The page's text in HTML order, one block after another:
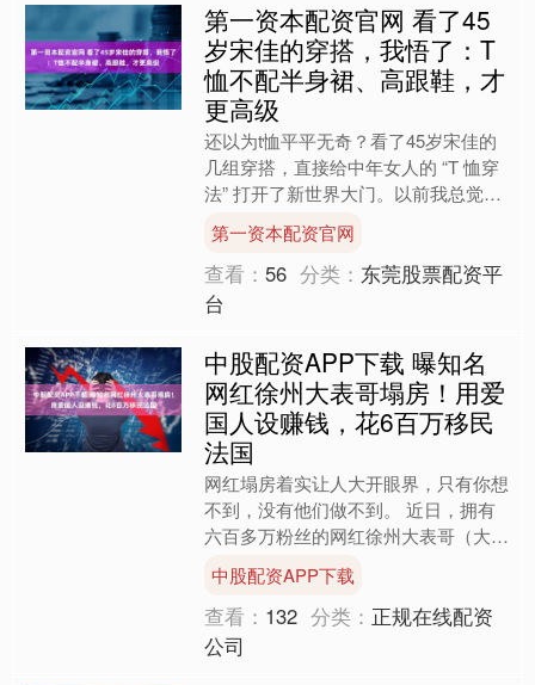
第一资本配资官网 看了45
岁宋佳的穿搭，我悟了：T
恤不配半身裙、高跟鞋，才
更高级
还以为t恤平平无奇？看了45岁宋佳的
几组穿搭，直接给中年女人的 “T 恤穿
法” 打开了新世界大门。以前我总觉
得，T 恤要想穿出女人味，就得配个半
身裙、踩个高跟鞋....
第一资本配资官网
查看：56 分类： 东莞股票配资平
台
中股配资APP下载 曝知名
网红徐州大表哥塌房！用爱
国人设赚钱，花6百万移民
法国
网红塌房着实让人大开眼界，只有你想
不到，没有他们做不到。 近日，拥有
六百多万粉丝的网红徐州大表哥（大师
兄的表哥）塌房了。 一边打着爱国人
设赚国人的钱，另外一边则....
中股配资APP下载
查看： 132 分类： 正规在线配资
公司